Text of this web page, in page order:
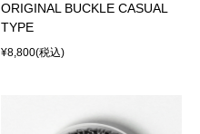
ORIGINAL BUCKLE CASUAL
TYPE
¥8,800(税込)